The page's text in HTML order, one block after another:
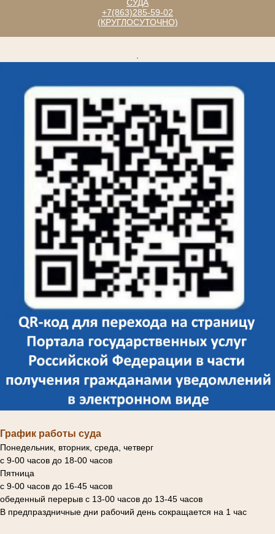
СУДА
+7(863)285-59-02
(КРУГЛОСУТОЧНО)
График работы суда
Понедельник, вторник, среда, четверг
с 9-00 часов до 18-00 часов
Пятница
с 9-00 часов до 16-45 часов
обеденный перерыв с 13-00 часов до 13-45 часов
В предпраздничные дни рабочий день сокращается на 1 час